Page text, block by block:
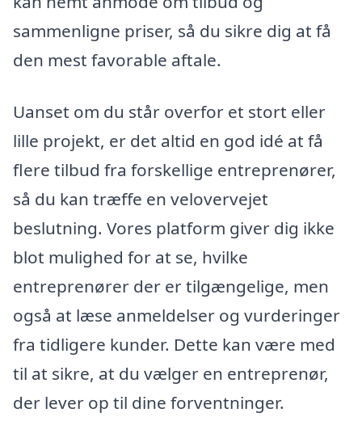
sammenligne priser, så du sikre dig at få
den mest favorable aftale.
Uanset om du står overfor et stort eller
lille projekt, er det altid en god idé at få
flere tilbud fra forskellige entreprenører,
så du kan træffe en velovervejet
beslutning. Vores platform giver dig ikke
blot mulighed for at se, hvilke
entreprenører der er tilgængelige, men
også at læse anmeldelser og vurderinger
fra tidligere kunder. Dette kan være med
til at sikre, at du vælger en entreprenør,
der lever op til dine forventninger.